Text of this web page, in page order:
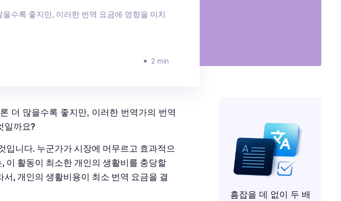
수록 좋지만, 이러한 번역 요금에 영향을 미치
2 min
더 많을수록 좋지만, 이러한 번역가의 번역
일까요?
입니다. 누군가가 시장에 머무르고 효과적으
이 활동이 최소한 개인의 생활비를 충당할
, 개인의 생활비용이 최소 번역 요금을 결
흠잡을 데 없이 두 배